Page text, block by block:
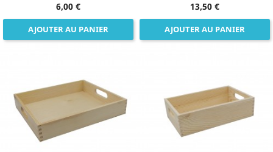
6,00 €
AJOUTER AU PANIER
13,50 €
AJOUTER AU PANIER